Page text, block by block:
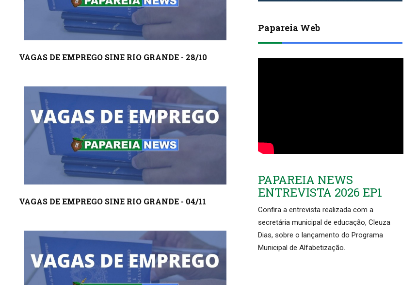
VAGAS DE EMPREGO SINE RIO GRANDE - 28/10
VAGAS DE EMPREGO SINE RIO GRANDE - 04/11
Papareia Web
PAPAREIA NEWS
ENTREVISTA 2026 EP1
Confira a entrevista realizada com a
secretária municipal de educação, Cleuza
Dias, sobre o lançamento do Programa
Municipal de Alfabetização.